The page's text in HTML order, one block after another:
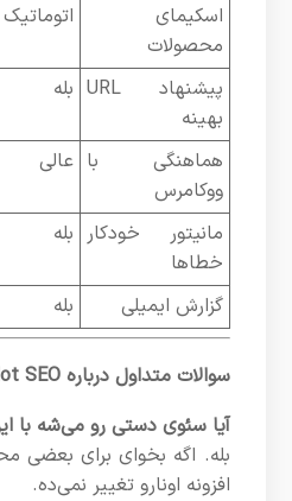
اسکیمای
محصولات
اتوماتیک
پیشنهاد URL
بهینه
بله
هماهنگی با
ووکامرس
عالی
مانیتور خودکار
خطاها
بله
گزارش ایمیلی بله
سوالات متداول درباره Autopilot SEO
آیا سئوی دستی رو می‌شه با
بله. اگه بخوای برای بعضی
افزونه اونارو تغییر نمی‌ده.